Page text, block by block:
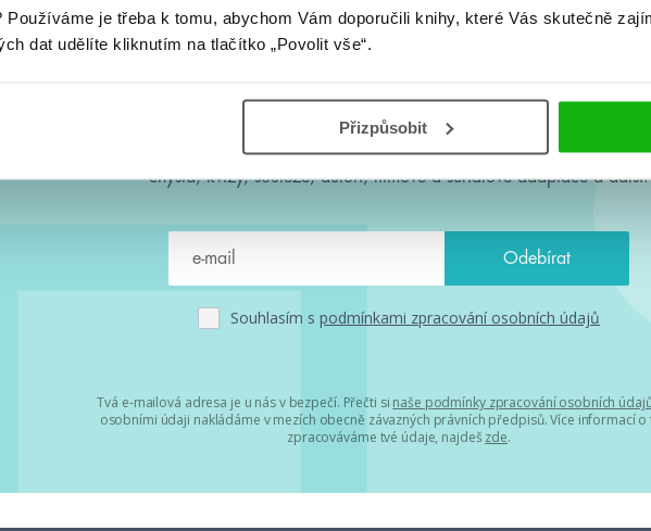
Používáme je třeba k tomu, abychom Vám doporučili knihy, které Vás skutečně
dat udělíte kliknutím na tlačítko „Povolit vše“.
Přizpůsobit
#HumbookNews
Vše kolem #youngadult každý měsíc rovnou do mailu! Nové knihy, co
chystá, kvízy, soutěže, autoři, filmové a seriálové adaptace a další.
Souhlasím s podmínkami zpracování osobních údajů
Tvá e-mailová adresa je u nás v bezpečí. Přečti si naše podmínky zpracování osobních
osobními údaji nakládáme v mezích obecně závazných právních předpisů. Více informací o
zpracováváme tvé údaje, najdeš zde.